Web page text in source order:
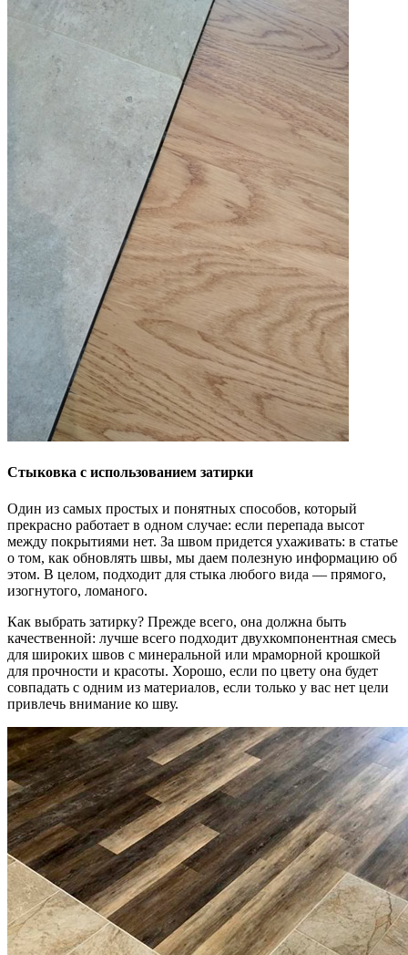
Стыковка с использованием затирки
Один из самых простых и понятных способов, который
прекрасно работает в одном случае: если перепада высот
между покрытиями нет. За швом придется ухаживать: в статье
о том, как обновлять швы, мы даем полезную информацию об
этом. В целом, подходит для стыка любого вида — прямого,
изогнутого, ломаного.
Как выбрать затирку? Прежде всего, она должна быть
качественной: лучше всего подходит двухкомпонентная смесь
для широких швов с минеральной или мраморной крошкой
для прочности и красоты. Хорошо, если по цвету она будет
совпадать с одним из материалов, если только у вас нет цели
привлечь внимание ко шву.